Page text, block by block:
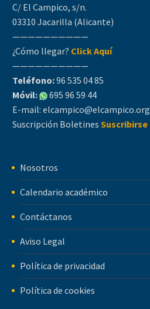
C/ El Campico, s/n.
03310 Jacarilla (Alicante)
——————————
¿Cómo llegar? Click Aquí
——————————
Teléfono:96 535 04 85
Móvil:
695 96 59 44
E-mail: elcampico@elcampico.org
Suscripción Boletines Suscribirse
Nosotros
Calendario académico
Contáctanos
Aviso Legal
Política de privacidad
Política de cookies